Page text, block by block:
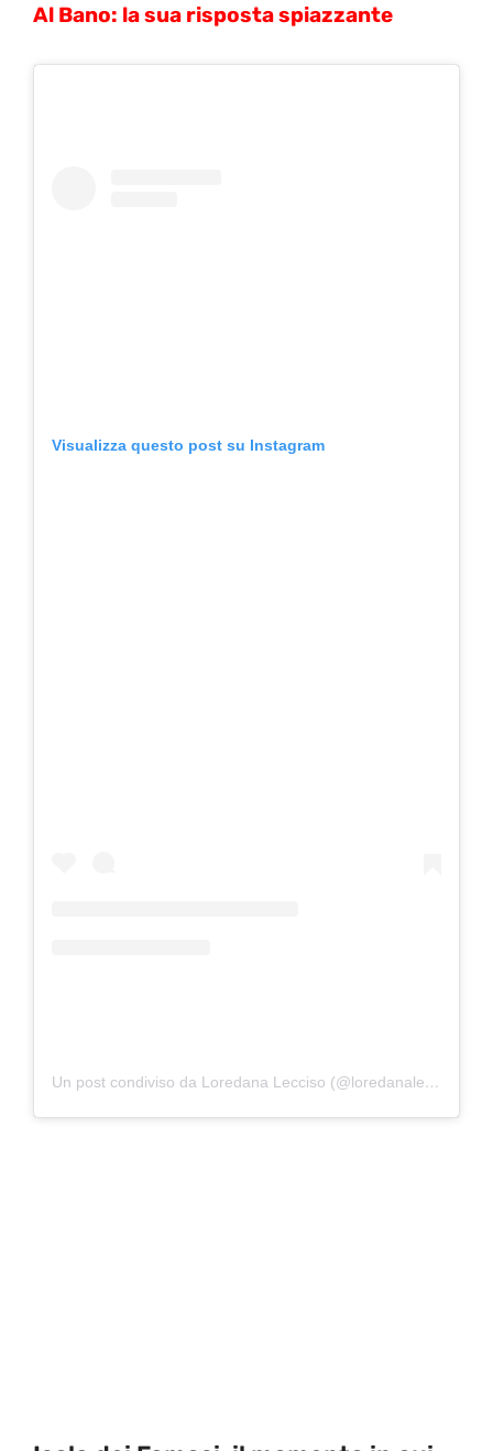
Al Bano: la sua risposta spiazzante
Visualizza questo post su Instagram
Un post condiviso da Loredana Lecciso (@loredanalecciso_)